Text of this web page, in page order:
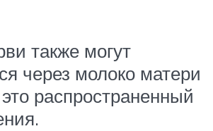
также могут
через молоко матери
распространенный